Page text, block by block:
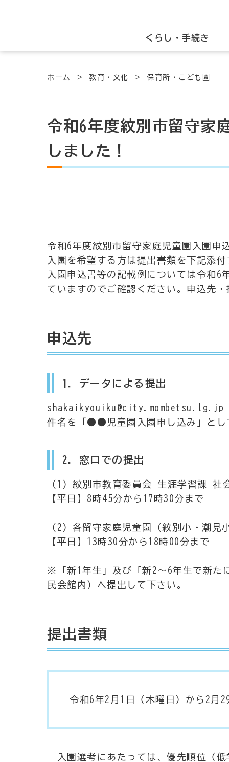
くらし・手続き
ホーム 教育・文化 保育所・こども園
令和6年度紋別市留守家
しました！
令和6年度紋別市留守家庭児童園入園申
入園を希望する方は提出書類を下記添
入園申込書等の記載例については令和6
ていますのでご確認ください。申込先
申込先
1．データによる提出
件名を「●●児童園入園申し込み」とし
2．窓口での提出
（1）紋別市教育委員会 生涯学習課 社
【平日】8時45分から17時30分まで
（2）各留守家庭児童園（紋別小・潮見
【平日】13時30分から18時00分まで
※「新1年生」及び「新2～6年生で新た
民会館内）へ提出して下さい。
提出書類
令和6年2月1日（木曜日）から2月
入園選考にあたっては、優先順位（低